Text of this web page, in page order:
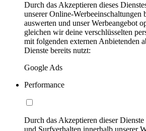
Durch das Akzeptieren dieses
unserer Online-Werbeeinschaltungen
auswerten und unser Werbeangebot
gleichen wir deine verschlüsselten
mit folgenden externen Anbietenden
Dienste bereits nutzt:
Google Ads
Performance
Durch das Akzeptieren dieser